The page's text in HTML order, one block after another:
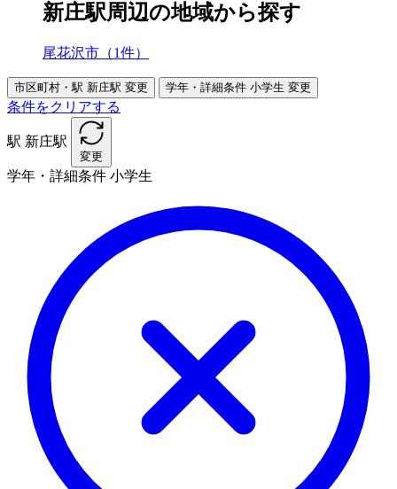
新庄駅周辺の地域から探す
尾花沢市（1件）
市区町村・駅 新庄駅 変更 学年・詳細条件 小学生 変更
条件をクリアする
駅 新庄駅
変更
学年・詳細条件 小学生